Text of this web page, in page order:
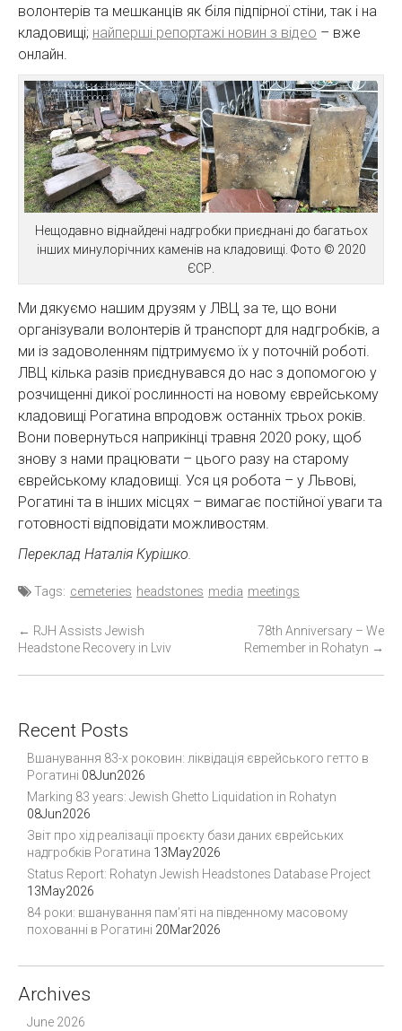
волонтерів та мешканців як біля підпірної стіни, так і на
кладовищі; найперші репортажі новин з відео – вже
онлайн.
Нещодавно віднайдені надгробки приєднані до багатьох
інших минулорічних каменів на кладовищі. Фото © 2020
ЄСР.
Ми дякуємо нашим друзям у ЛВЦ за те, що вони
організували волонтерів й транспорт для надгробків, а
ми із задоволенням підтримуємо їх у поточній роботі.
ЛВЦ кілька разів приєднувався до нас з допомогою у
розчищенні дикої рослинності на новому єврейському
кладовищі Рогатина впродовж останніх трьох років.
Вони повернуться наприкінці травня 2020 року, щоб
знову з нами працювати – цього разу на старому
єврейському кладовищі. Уся ця робота – у Львові,
Рогатині та в інших місцях – вимагає постійної уваги та
готовності відповідати можливостям.
Переклад Наталія Курішко.
Tags: cemeteries headstones media meetings
P
o
s
n
g
o
n
← RJH Assists Jewish
Headstone Recovery in Lviv
78th Anniversary – We
Remember in Rohatyn →
Recent Posts
Вшанування 83-х роковин: ліквідація єврейського гетто в
Рогатині 08Jun2026
Marking 83 years: Jewish Ghetto Liquidation in Rohatyn
08Jun2026
Звіт про хід реалізації проєкту бази даних єврейських
надгробків Рогатина 13May2026
Status Report: Rohatyn Jewish Headstones Database Project
13May2026
84 роки: вшанування пам’яті на південному масовому
похованні в Рогатині 20Mar2026
Archives
June 2026